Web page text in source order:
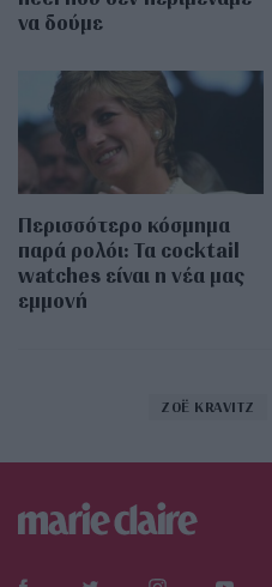
να δούμε
Περισσότερο κόσμημα
παρά ρολόι: Τα cocktail
watches είναι η νέα μας
εμμονή
ZOË KRAVITZ